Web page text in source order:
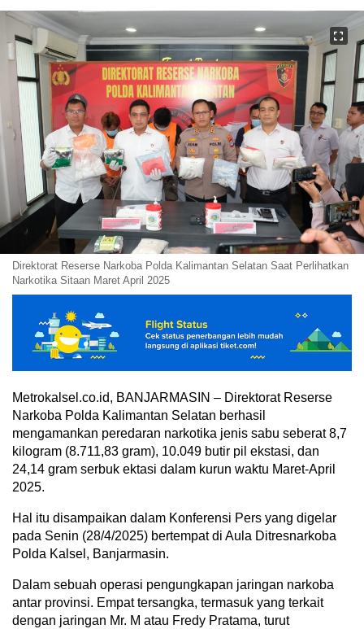
Direktorat Reserse Narkoba Polda Kalimantan Selatan Saat Perlihatkan
Narkotika Sitaan Maret April 2025
Metrokalsel.co.id, BANJARMASIN – Direktorat Reserse
Narkoba Polda Kalimantan Selatan berhasil
mengamankan peredaran narkotika jenis sabu seberat 8,7
kilogram (8.711,83 gram), 10.049 butir pil ekstasi, dan
24,14 gram serbuk ektasi dalam kurun waktu Maret-April
2025.
Hal itu disampaikan dalam Konferensi Pers yang digelar
pada Senin (28/4/2025) bertempat di Aula Ditresnarkoba
Polda Kalsel, Banjarmasin.
Dalam sebuah operasi pengungkapan jaringan narkoba
antar provinsi. Empat tersangka, termasuk yang terkait
dengan jaringan Mr. M atau Fredy Pratama, turut